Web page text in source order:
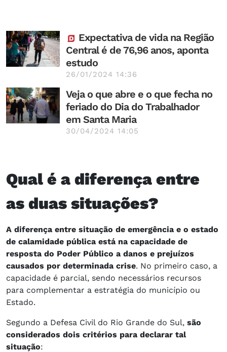
Expectativa de vida na Região
Central é de 76,96 anos, aponta
estudo
26/01/2024 14:36
Veja o que abre e o que fecha no
feriado do Dia do Trabalhador
em Santa Maria
30/04/2024 14:05
Qual é a diferença entre
as duas situações?
A diferença entre situação de emergência e o estado
de calamidade pública está na capacidade de
resposta do Poder Público a danos e prejuízos
causados por determinada crise. No primeiro caso, a
capacidade é parcial, sendo necessários recursos
para complementar a estratégia do município ou
Estado.
Segundo a Defesa Civil do Rio Grande do Sul, são
considerados dois critérios para declarar tal
situação: